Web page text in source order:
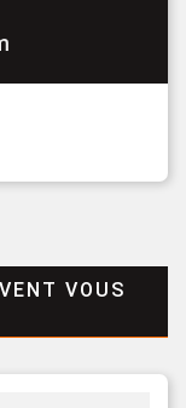
VOUS